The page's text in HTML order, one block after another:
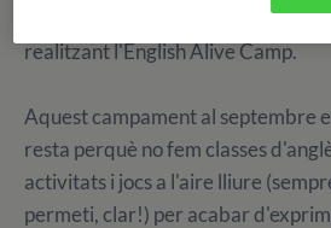
nens i nenes que ho estan passant
realitzant l'English Alive Camp.
Aquest campament al septembre
resta perquè no fem classes
activitats i jocs a l'aire lliure
permeti, clar!) per acabar